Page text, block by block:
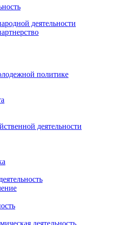
деятельности
политике
деятельности
деятельность